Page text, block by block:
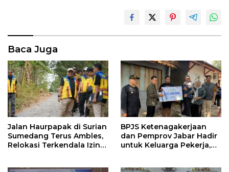
Baca Juga
Jalan Haurpapak di Surian
Sumedang Terus Ambles,
Relokasi Terkendala Izin
BPJS Ketenagakerjaan
dan Pemprov Jabar Hadir
untuk Keluarga Pekerja,